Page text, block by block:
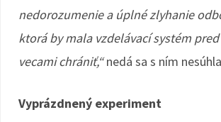
nedorozumenie a úplné zlyhanie
ktorá by mala vzdelávací systém
vecami chrániť,“nedá sa s ním
Vyprázdnený experiment